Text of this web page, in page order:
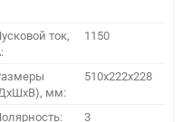
ток,
1150
мм:
510x222x228
3